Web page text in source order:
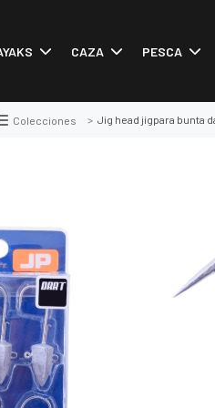
CAZA PESCA
Colecciones Jig head jigpara bunta